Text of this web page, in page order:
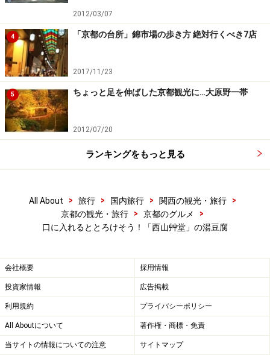
2012/03/07
4 「京都の台所」錦市場の歩き方 絶対行くべき7店
2017/11/23
5 ちょっと足を伸ばした京都観光に…大原野一帯
2012/07/20
ランキングをもっと見る
All About > 旅行 > 国内旅行 > 関西の観光・旅行
>
京都の観光・旅行
> 京都のグルメ
>
口に入れるととろけそう！「西山艸堂」の湯豆腐
会社概要 採用情報
投資家情報 広告掲載
利用規約 プライバシーポリシー
All Aboutについて 著作権・商標・免責
当サイトの情報についての注意 サイトマップ